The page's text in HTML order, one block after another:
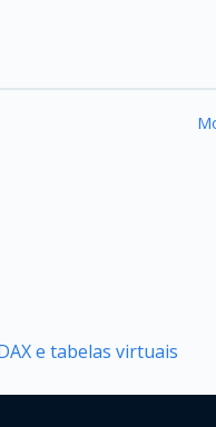
e tabelas virtuais